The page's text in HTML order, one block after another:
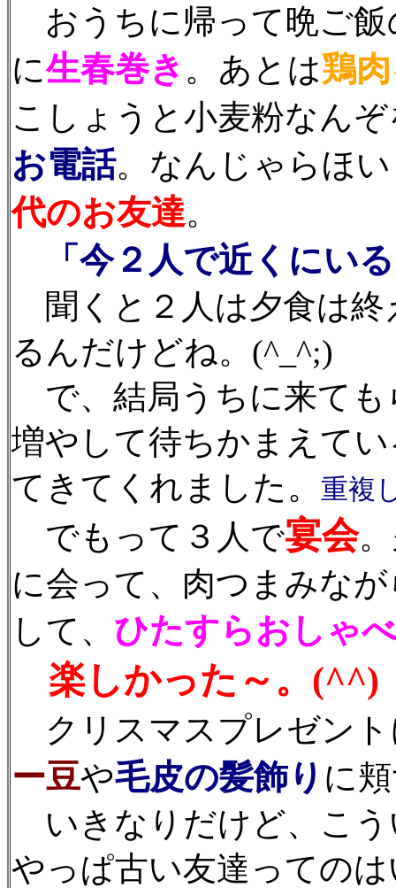
おうちに帰って晩ご飯
に生春巻き 。あとは鶏
こしょうと小麦粉なん
お電話。なんじゃらほ
代のお友達。
「今２人で近くにい
聞くと２人は夕食は終
るんだけどね。(^_^;)
で、結局うちに来ても
増やして待ちかまえて
てきてくれました。 重複
でもって３人で宴会
に会って、肉つまみな
して、 ひたすらおしゃ
楽しかった～。(^^)
クリスマスプレゼン
ー豆や毛皮の髪飾り に
いきなりだけど、こう
やっぱ古い友達っての